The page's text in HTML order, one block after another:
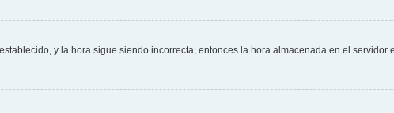
y la hora sigue siendo incorrecta, entonces la hora almacenada en el servidor